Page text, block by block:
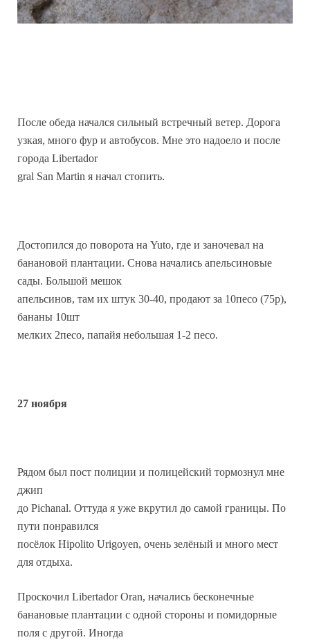
После обеда начался сильный встречный ветер. Дорога
узкая, много фур и автобусов. Мне это надоело и после
города Libertador
gral San Martin я начал стопить.
Достопился до поворота на Yuto, где и заночевал на
банановой плантации. Снова начались апельсиновые
сады. Большой мешок
апельсинов, там их штук 30-40, продают за 10песо (75р),
бананы 10шт
мелких 2песо, папайя небольшая 1-2 песо.
27 ноября
Рядом был пост полиции и полицейский тормознул мне
джип
до Pichanal. Оттуда я уже вкрутил до самой границы. По
пути понравился
посёлок Hipolito Urigoyen, очень зелёный и много мест
для отдыха.
Проскочил Libertador Oran, начались бесконечные
банановые плантации с одной стороны и помидорные
поля с другой. Иногда